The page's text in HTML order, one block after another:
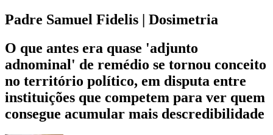
Padre Samuel Fidelis | Dosimetria
O que antes era quase 'adjunto
adnominal' de remédio se tornou conceito
no território político, em disputa entre
instituições que competem para ver quem
consegue acumular mais descredibilidade